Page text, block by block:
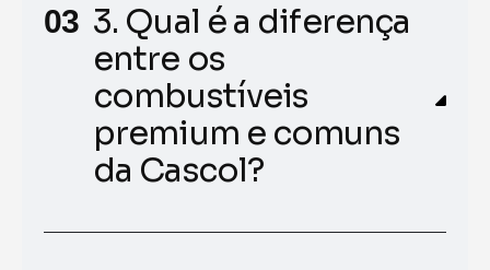
3. Qual é a diferença
entre os
combustíveis
premium e comuns
da Cascol?